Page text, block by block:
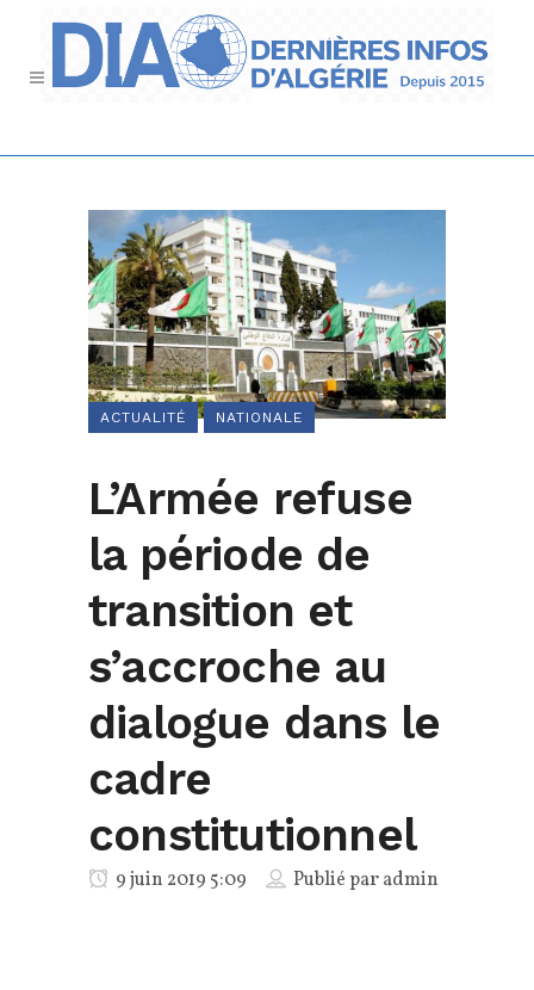
ACTUALITÉ NATIONALE
L’Armée refuse
la période de
transition et
s’accroche au
dialogue dans le
cadre
constitutionnel
9 juin 2019 5:09 Publié paradmin